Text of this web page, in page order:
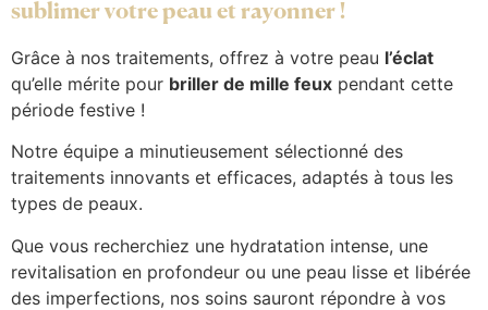
sublimer votre peau et rayonner !
Grâce à nos traitements, offrez à votre peau l’éclat
qu’elle mérite pour briller de mille feux pendant cette
période festive !
Notre équipe a minutieusement sélectionné des
traitements innovants et efficaces, adaptés à tous les
types de peaux.
Que vous recherchiez une hydratation intense, une
revitalisation en profondeur ou une peau lisse et libérée
des imperfections, nos soins sauront répondre à vos